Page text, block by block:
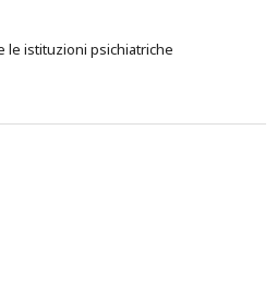
le istituzioni psichiatriche